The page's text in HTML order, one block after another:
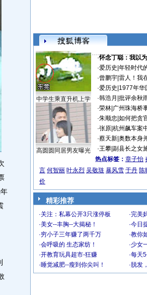
中学生乘直升机上学
高圆圆同居男友曝光
·怀念丁聪：我以
·爱历史 年轻时代
·曾鹏宇| 雷人！我
·爱历史 1977年华
·韩浩月 批评余秋
·荣林| 广州珠海桥
·朱顺忠 如何把贪
·张原| 杭州飙车案
·蔡天新| 奥数本身
·王攀| 副县长之女
热点标签： 章子怡
言 何智丽 叶永烈 吴敬琏 暴风雪 于丹 陈
价
精彩推荐
·关注：私幕公开3只涨停板 ·完美
·美女--丰胸--大揭秘！ ·今日
·穷小子三年赚了两千万 ·教你
·会呼吸的 生态家纺！ ·少女
·开教育玩具超市-狂赚 ·每天
·睡觉减肥--瘦到你尖叫！ · 脱发